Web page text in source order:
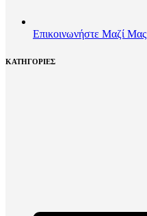
Επικοινωνήστε Μαζί Μας
ΚΑΤΗΓΟΡΙΕΣ